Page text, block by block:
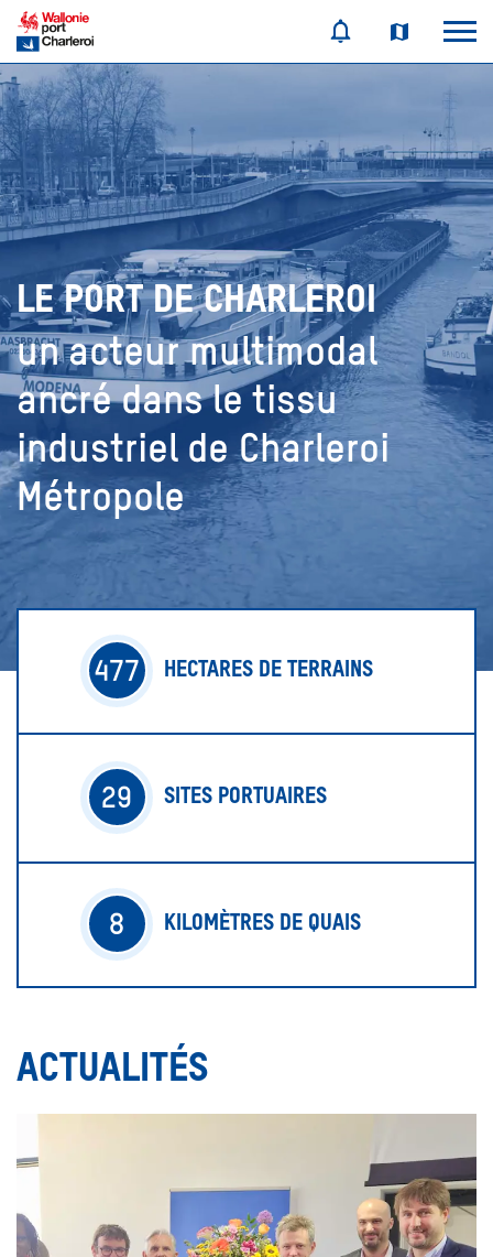
LE PORT DE CHARLEROI
un acteur multimodal
ancré dans le tissu
industriel de Charleroi
Métropole
477 HECTARES DE TERRAINS
29 SITES PORTUAIRES
8 KILOMÈTRES DE QUAIS
ACTUALITÉS